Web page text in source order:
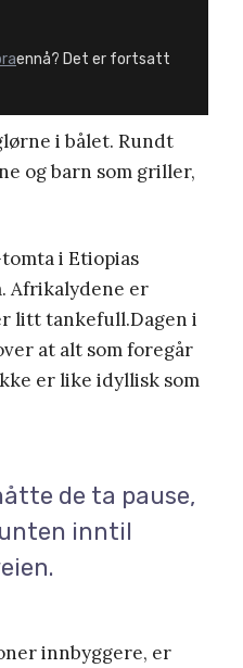
ennå? Det er fortsatt
i bålet. Rundt
og barn som griller,
i Etiopias
Afrikalydene er
litt tankefull.Dagen i
at alt som foregår
er like idyllisk som
de ta pause,
inntil
innbyggere, er